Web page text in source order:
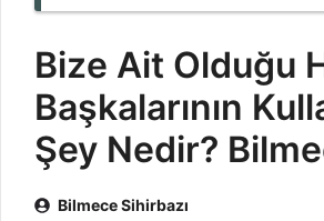
Bize Ait Olduğu
Başkalarının
Şey Nedir?
Bilmece Sihirbazı